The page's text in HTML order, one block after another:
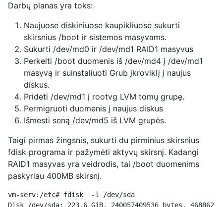
Darbų planas yra toks:
Naujuose diskiniuose kaupikliuose sukurti
skirsnius /boot ir sistemos masyvams.
Sukurti /dev/md0 ir /dev/md1 RAID1 masyvus
Perkelti /boot duomenis iš /dev/md4 į /dev/md1
masyvą ir suinstaliuoti Grub įkroviklį į naujus
diskus.
Pridėti /dev/md1 į rootvg LVM tomų grupę.
Permigruoti duomenis į naujus diskus
Išmesti seną /dev/md5 iš LVM grupės.
Taigi pirmas žingsnis, sukurti du pirminius skirsnius
fdisk programa ir pažymėti aktyvų skirsnį. Kadangi
RAID1 masyvas yra veidrodis, tai /boot duomenims
paskyriau 400MB skirsnį.
vm-serv:/etc# fdisk  -l /dev/sda
Disk /dev/sda: 223.6 GiB, 240057409536 bytes,